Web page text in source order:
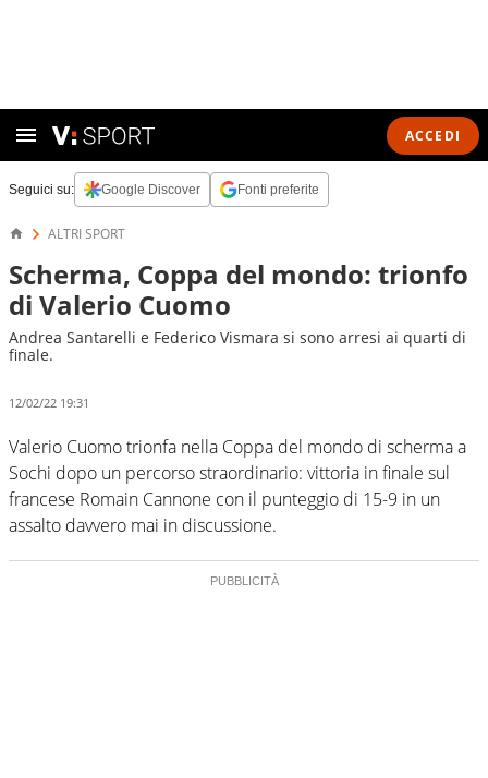
ACCEDI
Seguici su: Google Discover Fonti preferite
ALTRI SPORT
Scherma, Coppa del mondo: trionfo
di Valerio Cuomo
Andrea Santarelli e Federico Vismara si sono arresi ai quarti di
finale.
12/02/22 19:31
Valerio Cuomo trionfa nella Coppa del mondo di scherma a
Sochi dopo un percorso straordinario: vittoria in finale sul
francese Romain Cannone con il punteggio di 15-9 in un
assalto davvero mai in discussione.